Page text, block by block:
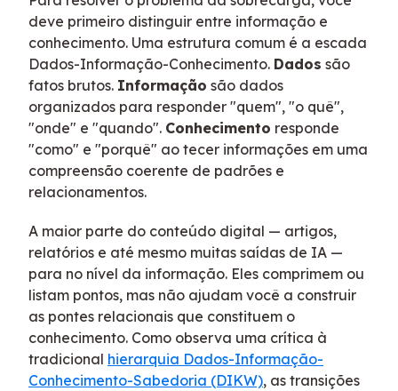
deve primeiro distinguir entre informação e
conhecimento. Uma estrutura comum é a escada
Dados-Informação-Conhecimento. Dados são
fatos brutos. Informação são dados
organizados para responder "quem", "o quê",
"onde" e "quando". Conhecimento responde
"como" e "porquê" ao tecer informações em uma
compreensão coerente de padrões e
relacionamentos.
A maior parte do conteúdo digital — artigos,
relatórios e até mesmo muitas saídas de IA —
para no nível da informação. Eles comprimem ou
listam pontos, mas não ajudam você a construir
as pontes relacionais que constituem o
conhecimento. Como observa uma crítica à
tradicional hierarquia Dados-Informação-
Conhecimento-Sabedoria (DIKW), as transições